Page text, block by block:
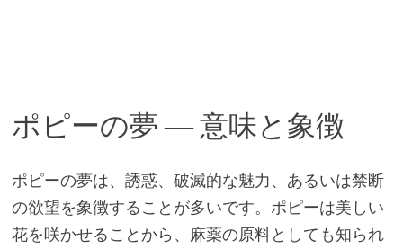
ポピーの夢 ― 意味と象徴
ポピーの夢は、誘惑、破滅的な魅力、あるいは禁断
の欲望を象徴することが多いです。ポピーは美しい
花を咲かせることから、麻薬の原料としても知られ